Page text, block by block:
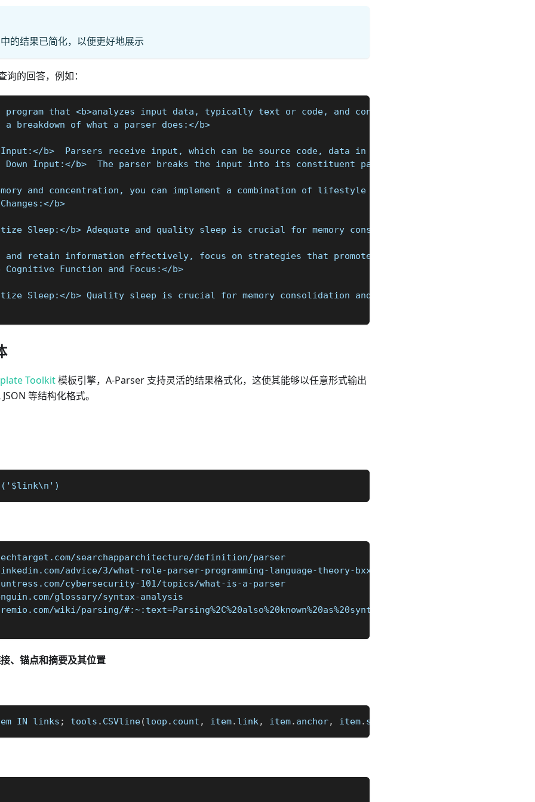
的结果已简化，以便更好地展示
的回答，例如：
that <b>analyzes input data, typically text or code, and converts it into a structured
a breakdown of what a parser does:</b>
Input:</b>  Parsers receive input, which can be source code, data in a specific format (like XML
Down Input:</b>  The parser breaks the input into its constituent parts, such as keywords,
and concentration, you can implement a combination of lifestyle changes and cognitive
b>
Sleep:</b> Adequate and quality sleep is crucial for memory consolidation and cognitive
retain information effectively, focus on strategies that promote active engagement, optimize
Cognitive Function and Focus:</b>
Sleep:</b> Quality sleep is crucial for memory consolidation and improved concentration.
Toolkit模板引擎，A-Parser 支持灵活的结果格式化，这使其能够以任意形式输出
等结构化格式。
searchapparchitecture/definition/parser
advice/3/what-role-parser-programming-language-theory-
cybersecurity-101/topics/what-is-a-parser
glossary/syntax-analysis
wiki/parsing/
、锚点和摘要及其位置
IN links ; tools . CSVline(loop . count , item. link, item. anchor, item. snippet